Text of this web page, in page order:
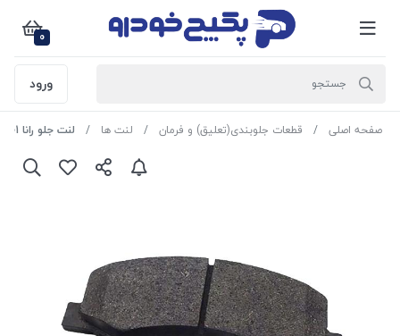
0
ورود
صفحه اصلی قطعات جلوبندی(تعلیق) و فرمان لنت ها لنت جلو رانا 2307001 اماتا صمد